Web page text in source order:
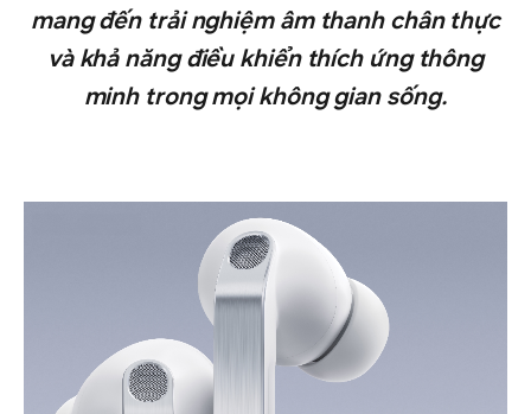
mang đến trải nghiệm âm thanh chân thực
và khả năng điều khiển thích ứng thông
minh trong mọi không gian sống.